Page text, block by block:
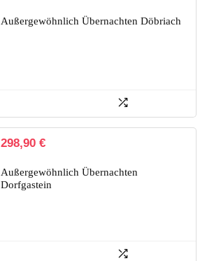
Außergewöhnlich Übernachten Döbriach
298,90 €
Außergewöhnlich Übernachten
Dorfgastein